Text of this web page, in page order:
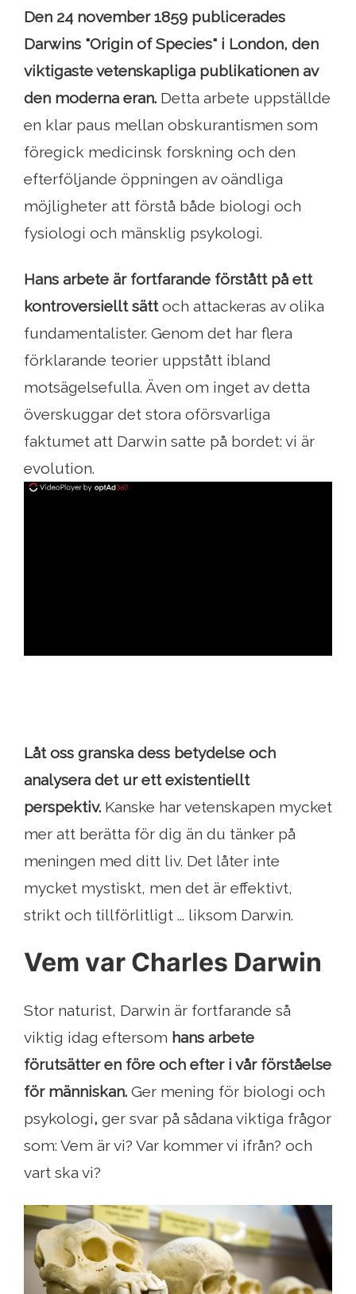
Den 24 november 1859 publicerades
Darwins "Origin of Species" i London, den
viktigaste vetenskapliga publikationen av
den moderna eran. Detta arbete uppställde
en klar paus mellan obskurantismen som
föregick medicinsk forskning och den
efterföljande öppningen av oändliga
möjligheter att förstå både biologi och
fysiologi och mänsklig psykologi.
Hans arbete är fortfarande förstått på ett
kontroversiellt sättoch attackeras av olika
fundamentalister. Genom det har flera
förklarande teorier uppstått ibland
motsägelsefulla. Även om inget av detta
överskuggar det stora oförsvarliga
faktumet att Darwin satte på bordet: vi är
evolution.
Låt oss granska dess betydelse och
analysera det ur ett existentiellt
perspektiv. Kanske har vetenskapen mycket
mer att berätta för dig än du tänker på
meningen med ditt liv. Det låter inte
mycket mystiskt, men det är effektivt,
strikt och tillförlitligt ... liksom Darwin.
Vem var Charles Darwin
Stor naturist, Darwin är fortfarande så
viktig idag eftersom hans arbete
förutsätter en före och efter i vår förståelse
för människan. Ger mening för biologi och
psykologi, ger svar på sådana viktiga frågor
som: Vem är vi? Var kommer vi ifrån? och
vart ska vi?